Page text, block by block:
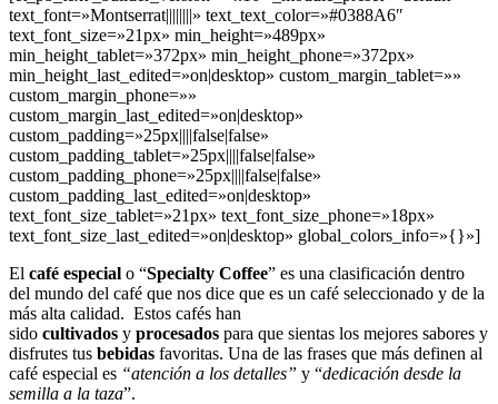
text_font=»Montserrat||||||||» text_text_color=»#0388A6″
text_font_size=»21px» min_height=»489px»
min_height_tablet=»372px» min_height_phone=»372px»
min_height_last_edited=»on|desktop» custom_margin_tablet=»»
custom_margin_phone=»»
custom_margin_last_edited=»on|desktop»
custom_padding=»25px||||false|false»
custom_padding_tablet=»25px||||false|false»
custom_padding_phone=»25px||||false|false»
custom_padding_last_edited=»on|desktop»
text_font_size_tablet=»21px» text_font_size_phone=»18px»
text_font_size_last_edited=»on|desktop» global_colors_info=»{}»]
El café especial o “Specialty Coffee” es una clasificación dentro
del mundo del café que nos dice que es un café seleccionado y de la
más alta calidad. Estos cafés han
sido cultivados y procesados para que sientas los mejores sabores y
disfrutes tus bebidas favoritas. Una de las frases que más definen al
café especial es “atención a los detalles” y “dedicación desde la
semilla a la taza”.